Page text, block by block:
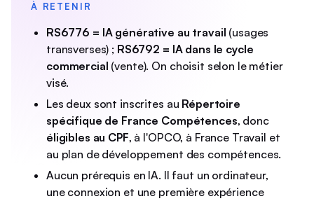
À RETENIR
RS6776 = IA générative au travail (usages
transverses) ; RS6792 = IA dans le cycle
commercial (vente). On choisit selon le métier
visé.
Les deux sont inscrites au Répertoire
spécifique de France Compétences, donc
éligibles au CPF, à l'OPCO, à France Travail et
au plan de développement des compétences.
Aucun prérequis en IA. Il faut un ordinateur,
une connexion et une première expérience